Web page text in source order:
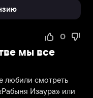
0
мы все
любили смотреть
Изаура» или